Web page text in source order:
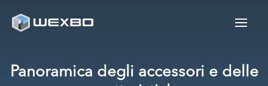
Panoramica degli accessori e delle